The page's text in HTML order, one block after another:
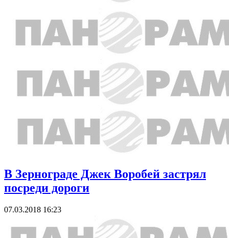
В Зернограде Джек Воробей застрял
посреди дороги
07.03.2018 16:23